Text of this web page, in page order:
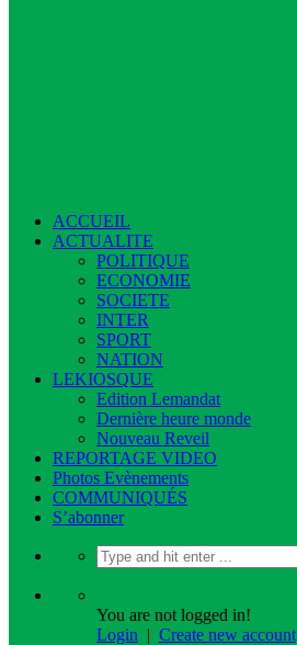
ACCUEIL
ACTUALITE
POLITIQUE
ECONOMIE
SOCIETE
INTER
SPORT
NATION
LEKIOSQUE
Edition Lemandat
Dernière heure monde
Nouveau Reveil
REPORTAGE VIDEO
Photos Evènements
COMMUNIQUÉS
S’abonner
You are not logged in!
Login | Create new account